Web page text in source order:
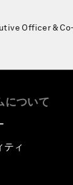
Officer &
について
ティ